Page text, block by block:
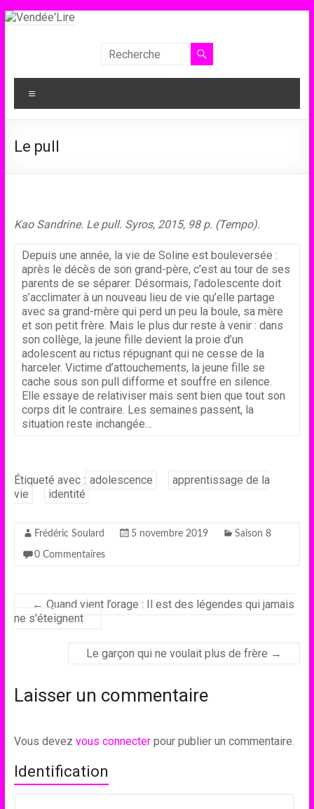
Aller
Vendée'Lire
Le
prix
collégiens
Le pull
Kao Sandrine. Le pull. Syros, 2015, 98 p. (Tempo).
Depuis une année, la vie de Soline est bouleversée :
après le décès de son grand-père, c’est au tour de ses
parents de se séparer. Désormais, l’adolescente doit
s’acclimater à un nouveau lieu de vie qu’elle partage
avec sa grand-mère qui perd un peu la boule, sa mère
et son petit frère. Mais le plus dur reste à venir : dans
son collège, la jeune fille devient la proie d’un
adolescent au rictus répugnant qui ne cesse de la
harceler. Victime d’attouchements, la jeune fille se
cache sous son pull difforme et souffre en silence.
Elle essaye de relativiser mais sent bien que tout son
corps dit le contraire. Les semaines passent, la
situation reste inchangée…
Étiqueté avec : adolescence
apprentissage de la
vie
identité
Frédéric Soulard 5 novembre 2019 Saison 8
0 Commentaires
← Quand vient l’orage : Il est des légendes qui jamais
ne s’éteignent
Le garçon qui ne voulait plus de frère →
Laisser un commentaire
Vous devez vous connecterpour publier un commentaire.
Identification